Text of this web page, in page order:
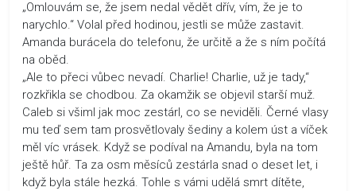
„Omlouvám se, že jsem nedal vědět dřív, vím, že je to
narychlo.“ Volal před hodinou, jestli se může zastavit.
Amanda burácela do telefonu, že určitě a že s ním počítá
na oběd.
„Ale to přeci vůbec nevadí. Charlie! Charlie, už je tady,“
rozkřikla se chodbou. Za okamžik se objevil starší muž.
Caleb si všiml jak moc zestárl, co se neviděli. Černé vlasy
mu teď sem tam prosvětlovaly šediny a kolem úst a víček
měl víc vrásek. Když se podíval na Amandu, byla na tom
ještě hůř. Ta za osm měsíců zestárla snad o deset let, i
když byla stále hezká. Tohle s vámi udělá smrt dítěte,